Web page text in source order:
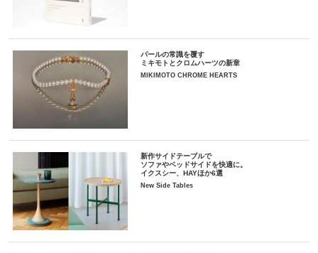
パールの常識を覆す
ミキモトとクロムハーツの新章
MIKIMOTO CHROME HEARTS
新作サイドテーブルで
ソファやベッドサイドを快適に。
イクスシー、HAYほか6選
New Side Tables